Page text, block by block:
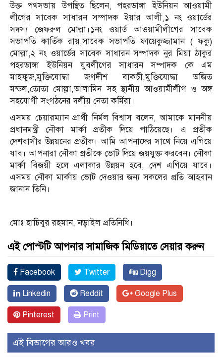
উক্ত পথসভায় উপস্থিত ছিলেন, পহরডাঙ্গা ইউনিয়ন আওয়ামী
লীগের সাবেক সাধারন সম্পাদক ইয়ার আলী,১ নং ওয়ার্ডের
সদস্য জেফরুল মোল্লা।১নং ওয়ার্ড আওয়ামীলীগের সাবেক
সভাপতি কার্তিক রায়,সাবেক সভাপতি ফায়েকুজ্জামান ( ফকু)
মোল্লা,২ নং ওয়ার্ডের সাবেক সাধারন সম্পাদক নুর মিয়া ঠাকুর
পহরডাঙ্গা ইউনিয়ন যুবলীগের সাধারন সম্পাদক কে এম
মাহফুজ,মুক্তিযোদ্ধা জগদীশ বাকচী,মুক্তিযোদ্ধা অজিত
মন্ডল,তোতা মোল্লা,আলামিন সহ স্থানীয় আওয়ামীলীগ ও অঙ্গ
সহযোগী সংগঠনের দলীয় নেতা কর্মিরা।
এসময় চেয়ারম্যান প্রার্থী নির্মল বিশ্বাস বলেন, আমাকে মাননীয়
প্রধানমন্ত্রী নৌকা মার্কা প্রতীক দিয়ে পাঠিয়েছে। এ প্রতীক
দেশবাসীর উন্নয়নের প্রতীক। আমি আপনাদের সাথে নিয়ে এগিয়ে
যাব। আপনারা নৌকা প্রতীকে ভোট দিয়ে জয়যুক্ত করবেন। নৌকা
মার্কা বিজয়ী হলে এলাকার উন্নয়ন হবে, দেশ এগিয়ে যাবে।
এসময় নৌকা মার্কায় ভোট দেওয়ার জন‍্য সকলের প্রতি আহবান
জানান তিনি।
মোঃ হাচিবুর রহমান, নড়াইল প্রতিনিধি।
এই পোস্টটি আপনার সামাজিক মিডিয়াতে সেয়ার করুন
Facebook Twitter Digg
Linkedin Reddit Google Plus
Pinterest Print
এই বিভাগের আরও খবর